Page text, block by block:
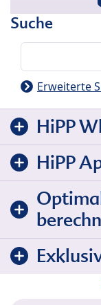
Suche
Erweiterte
HiPP
HiPP